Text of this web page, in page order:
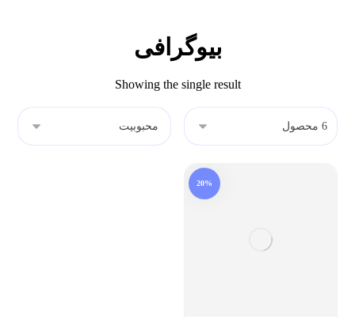
بیوگرافی
Showing the single result
20%